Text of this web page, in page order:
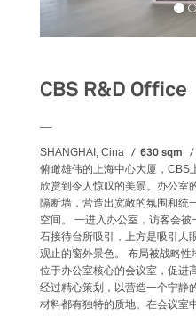
CBS R&D Office
SHANGHAI, Cina 630 sqm
俯瞰雄伟的上海中心大厦，CBS
欣赏到令人惊叹的美景。办公室
隔断墙，营造出宽敞的氛围和统
空间。 一进入办公室，访客会
石接待台所吸引，上方是吸引人
观止的窗外景色。 布局被战略
位于办公室核心的会议室，促进
经过精心策划，以营造一个宁静
材料都有独特的质地。在会议室